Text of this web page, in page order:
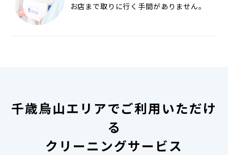
お店まで取りに行く手間がありません。
千歳烏山エリアでご利用いただけ
る
クリーニングサービス